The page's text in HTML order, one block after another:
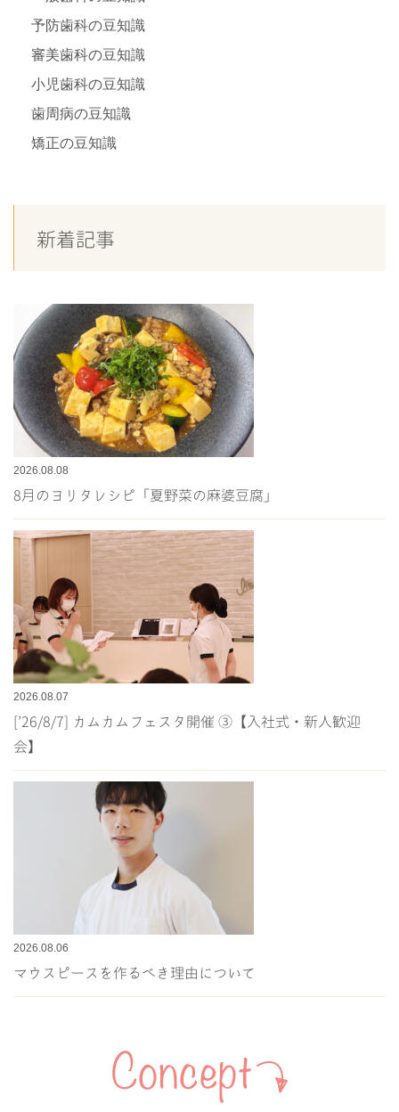
予防歯科の豆知識
審美歯科の豆知識
小児歯科の豆知識
歯周病の豆知識
矯正の豆知識
新着記事
2026.08.08
8月のヨリタレシピ「夏野菜の麻婆豆腐」
2026.08.07
[’26/8/7] カムカムフェスタ開催 ③【入社式・新人歓迎
会】
2026.08.06
マウスピースを作るべき理由について